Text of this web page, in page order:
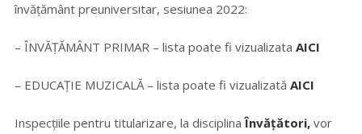
învățământ preuniversitar, sesiunea 2022:
– ÎNVĂȚĂMÂNT PRIMAR – lista poate fi vizualizata AICI
– EDUCAȚIE MUZICALĂ – lista poate fi vizualizată AICI
Inspecțiile pentru titularizare, la disciplina Învățători, vor